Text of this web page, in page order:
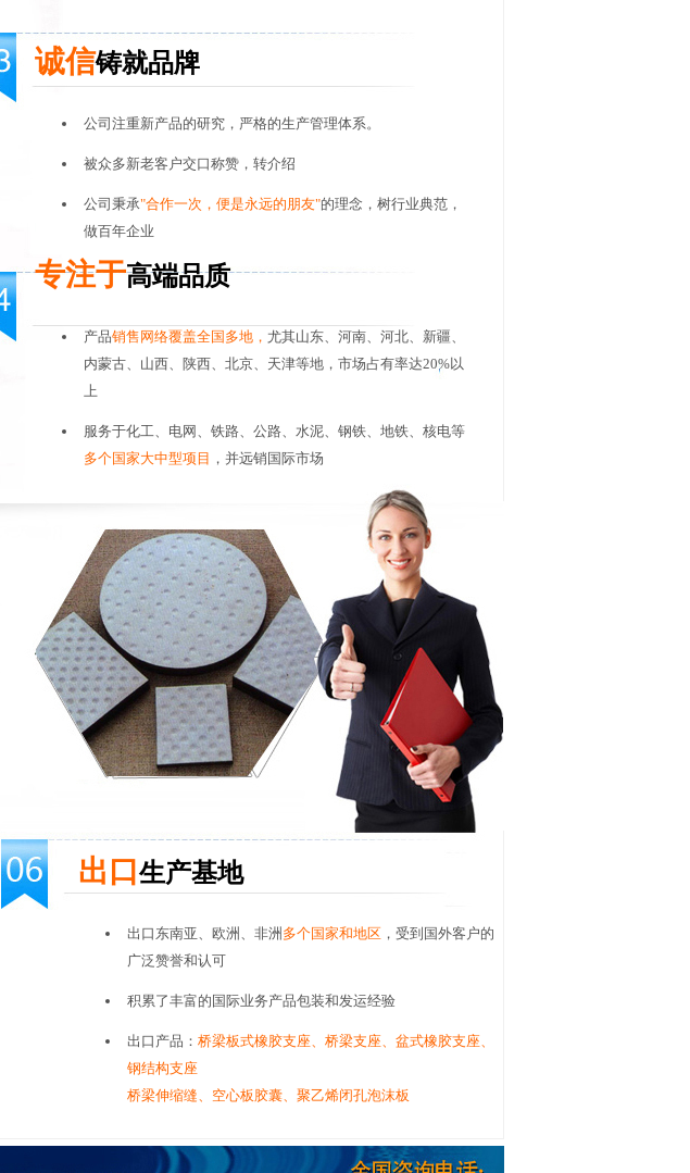
诚信铸就品牌
公司注重新产品的研究，严格的生产管理体系。
被众多新老客户交口称赞，转介绍
公司秉承"合作一次，便是永远的朋友"的理念，树行业典范，
做百年企业
专注于高端品质
产品销售网络覆盖全国多地， 尤其山东、河南、河北、新疆、
内蒙古、山西、陕西、北京、天津等地，市场占有率达20%以
上
服务于化工、电网、铁路、公路、水泥、钢铁、地铁、核电等
多个国家大中型项目 ，并远销国际市场
出口生产基地
出口东南亚、欧洲、非洲 多个国家和地区 ，受到国外客户的
广泛赞誉和认可
积累了丰富的国际业务产品包装和发运经验
出口产品： 桥梁板式橡胶支座、桥梁支座、盆式橡胶支座、
钢结构支座
桥梁伸缩缝、空心板胶囊、聚乙烯闭孔泡沫板